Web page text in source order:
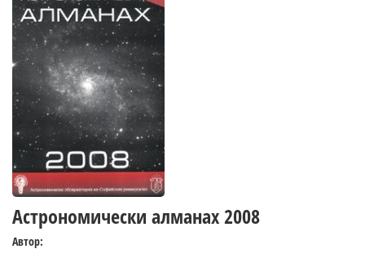
Астрономически алманах 2008
Автор: